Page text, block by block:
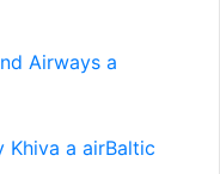
Airways a
Khiva a airBaltic